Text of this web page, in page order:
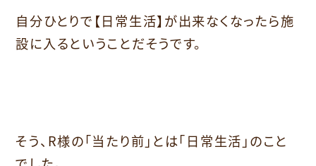
自分ひとりで【日常生活】が出来なくなったら施
設に入るということだそうです。
そう、R様の「当たり前」とは「日常生活」のこと